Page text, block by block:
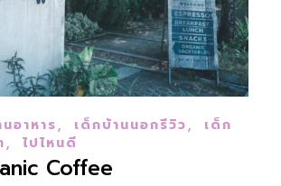
นอาหาร, เด็กบ้านนอกรีวิว,
เด็ก
, ไปไหนดี
Coffee